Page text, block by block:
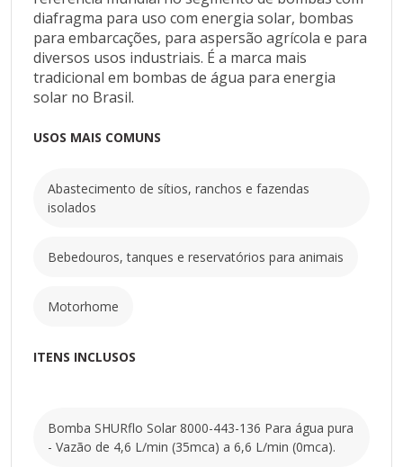
possui operação automática com pressostato e
válvula check para evitar fluxo reverso. Conta com
garantia de 01 ano contra defeitos de fabricação,
peças de reposição e assistência técnica no Brasil.
uma multinacional com atuação diversificada,
água a equipamentos elétricos. A marca Shurflo é
referência mundial no segmento de bombas com
diversos usos industriais. É a marca mais tradicional
isolados
ITENS INCLUSOS
diafragma para uso com energia solar, bombas
para embarcações, para aspersão agrícola e para
diversos usos industriais. É a marca mais
tradicional em bombas de água para energia
solar no Brasil.
USOS MAIS COMUNS
Abastecimento de sítios, ranchos e fazendas
isolados
Bebedouros, tanques e reservatórios para animais
Motorhome
ITENS INCLUSOS
Bomba SHURflo Solar 8000-443-136 Para água pura
- Vazão de 4,6 L/min (35mca) a 6,6 L/min (0mca).